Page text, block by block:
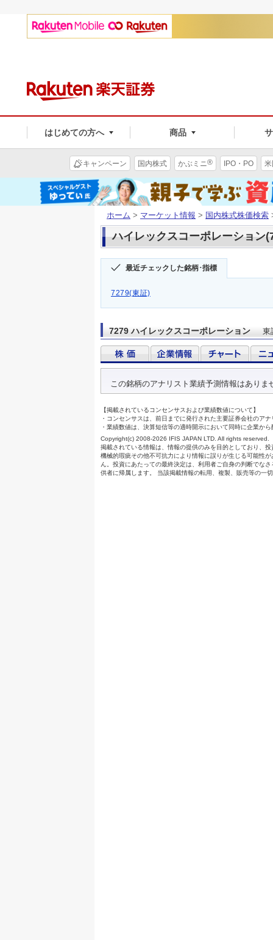
はじめての方へ 商品
キャンペーン 国内株式 かぶミニ® IPO・PO
ホーム > マーケット情報 > 国内株式株価検索
ハイレックスコーポレーション
最近チェックした銘柄･指標
7279(東証)
7279 ハイレックスコーポレーション 東